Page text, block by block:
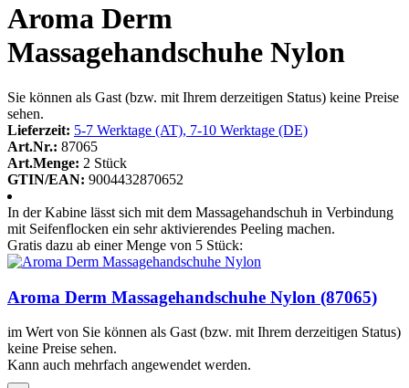
Aroma Derm
Massagehandschuhe Nylon
Sie können als Gast (bzw. mit Ihrem derzeitigen Status) keine Preise
sehen.
Lieferzeit: 5-7 Werktage (AT), 7-10 Werktage (DE)
Art.Nr.: 87065
Art.Menge: 2 Stück
GTIN/EAN: 9004432870652
In der Kabine lässt sich mit dem Massagehandschuh in Verbindung
mit Seifenflocken ein sehr aktivierendes Peeling machen.
Gratis dazu ab einer Menge von 5 Stück:
Aroma Derm Massagehandschuhe Nylon (87065)
im Wert von Sie können als Gast (bzw. mit Ihrem derzeitigen Status)
keine Preise sehen.
Kann auch mehrfach angewendet werden.